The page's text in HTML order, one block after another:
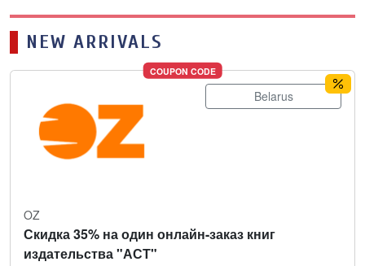
NEW ARRIVALS
COUPON CODE
Belarus
OZ
Скидка 35% на один онлайн-заказ книг
издательства "АСТ"